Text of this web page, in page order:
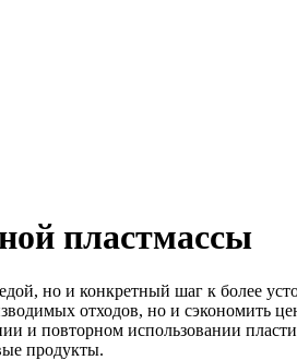
пластмассы
но и конкретный шаг к более
отходов, но и сэкономить
и повторном использовании
продукты.